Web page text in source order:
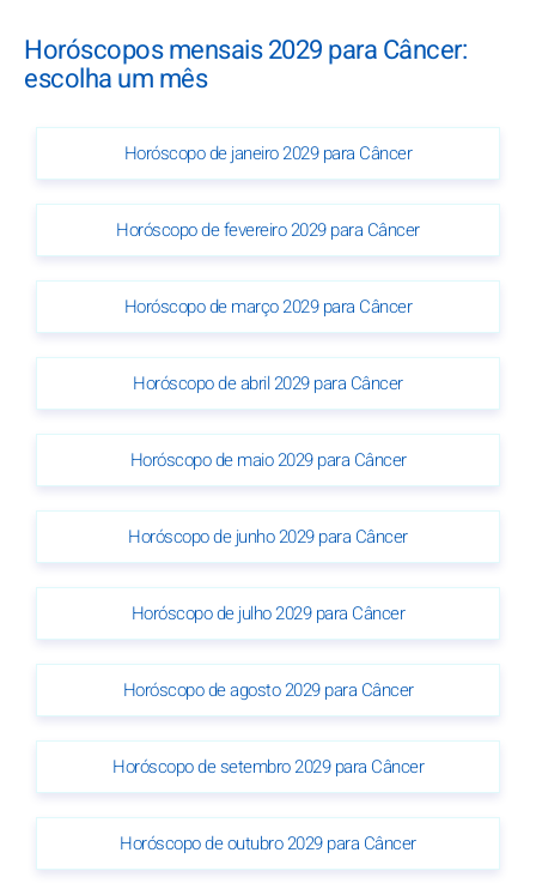
Horóscopos mensais 2029 para Câncer:
escolha um mês
Horóscopo de janeiro 2029 para Câncer
Horóscopo de fevereiro 2029 para Câncer
Horóscopo de março 2029 para Câncer
Horóscopo de abril 2029 para Câncer
Horóscopo de maio 2029 para Câncer
Horóscopo de junho 2029 para Câncer
Horóscopo de julho 2029 para Câncer
Horóscopo de agosto 2029 para Câncer
Horóscopo de setembro 2029 para Câncer
Horóscopo de outubro 2029 para Câncer